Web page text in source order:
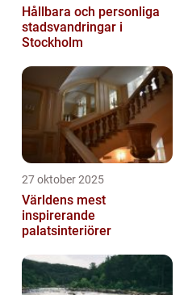
Hållbara och personliga
stadsvandringar i
Stockholm
27 oktober 2025
Världens mest
inspirerande
palatsinteriörer